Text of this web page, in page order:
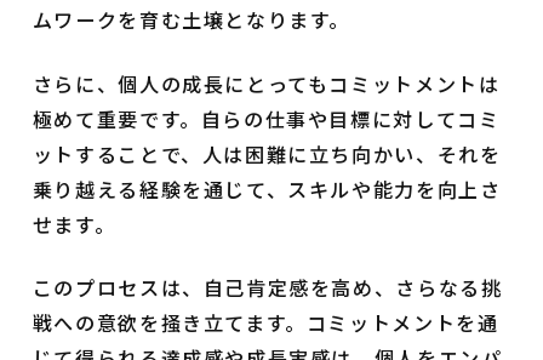
ムワークを育む土壌となります。
さらに、個人の成長にとってもコミットメントは
極めて重要です。自らの仕事や目標に対してコミ
ットすることで、人は困難に立ち向かい、それを
乗り越える経験を通じて、スキルや能力を向上さ
せます。
このプロセスは、自己肯定感を高め、さらなる挑
戦への意欲を掻き立てます。コミットメントを通